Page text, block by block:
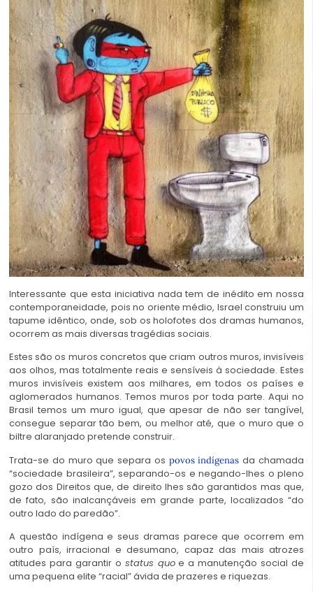
Interessante que esta iniciativa nada tem de inédito em nossa
contemporaneidade, pois no oriente médio, Israel construiu um
tapume idêntico, onde, sob os holofotes dos dramas humanos,
ocorrem as mais diversas tragédias sociais.
Estes são os muros concretos que criam outros muros, invisíveis
aos olhos, mas totalmente reais e sensíveis à sociedade. Estes
muros invisíveis existem aos milhares, em todos os países e
aglomerados humanos. Temos muros por toda parte. Aqui no
Brasil temos um muro igual, que apesar de não ser tangível,
consegue separar tão bem, ou melhor até, que o muro que o
biltre alaranjado pretende construir.
Trata-se do muro que separa os povos indígenas da chamada
“sociedade brasileira”, separando-os e negando-lhes o pleno
gozo dos Direitos que, de direito lhes são garantidos mas que,
de fato, são inalcançáveis em grande parte, localizados “do
outro lado do paredão”.
A questão indígena e seus dramas parece que ocorrem em
outro país, irracional e desumano, capaz das mais atrozes
atitudes para garantir o status quoe a manutenção social de
uma pequena elite “racial” ávida de prazeres e riquezas.